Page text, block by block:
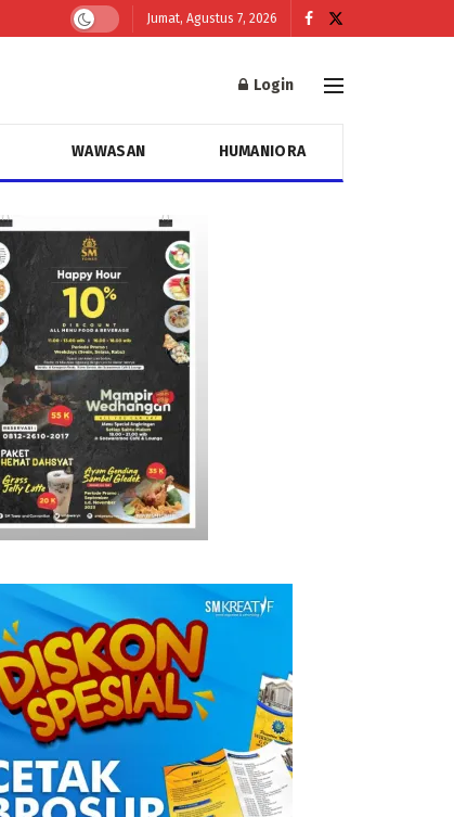
Jumat, Agustus 7, 2026
Login
WAWASAN HUMANIORA